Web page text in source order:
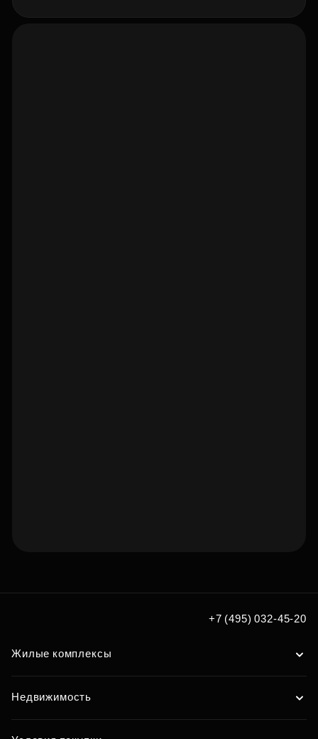
мечты по удобным вам
Подобрать
+7 (495) 032-45-20
Жилые комплексы
Недвижимость